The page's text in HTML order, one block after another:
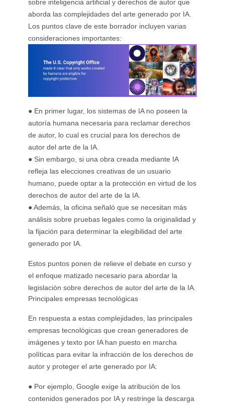
sobre inteligencia artificial y derechos de autor que
aborda las complejidades del arte generado por IA.
Los puntos clave de este borrador incluyen varias
consideraciones importantes:
● En primer lugar, los sistemas de IA no poseen la
autoría humana necesaria para reclamar derechos
de autor, lo cual es crucial para los derechos de
autor del arte de la IA.
● Sin embargo, si una obra creada mediante IA
refleja las elecciones creativas de un usuario
humano, puede optar a la protección en virtud de los
derechos de autor del arte de la IA.
● Además, la oficina señaló que se necesitan más
análisis sobre pruebas legales como la originalidad y
la fijación para determinar la elegibilidad del arte
generado por IA.
Estos puntos ponen de relieve el debate en curso y
el enfoque matizado necesario para abordar la
legislación sobre derechos de autor del arte de la IA.
Principales empresas tecnológicas
En respuesta a estas complejidades, las principales
empresas tecnológicas que crean generadores de
imágenes y texto por IA han puesto en marcha
políticas para evitar la infracción de los derechos de
autor y proteger el arte generado por IA:
● Por ejemplo, Google exige la atribución de los
contenidos generados por IA y restringe la descarga